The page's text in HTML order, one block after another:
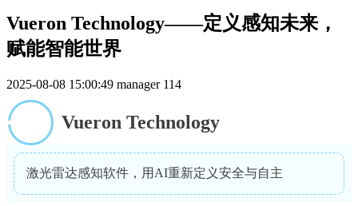
Vueron Technology——定义感知未来，
赋能智能世界
2025-08-08 15:00:49 manager 114
Vueron Technology
激光雷达感知软件，用AI重新定义安全与自主